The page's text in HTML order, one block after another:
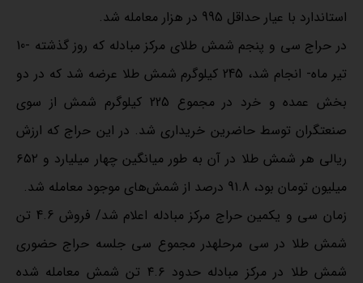
استاندارد با عیار حداقل 995 در هزار معامله شد.
در حراج سی و پنجم شمش طلای مرکز مبادله که روز گذشته -10
تیر ماه- انجام شد، 245 کیلوگرم شمش طلا عرضه شد که در دو
بخش عمده و خرد در مجموع 225 کیلوگرم شمش از سوی
صنعتگران توسط حاضرین خریداری شد. در این حراج که ارزش
ریالی هر شمش طلا در آن به طور میانگین چهار میلیارد و ۶۵۲
میلیون تومان بود، 91.8 درصد از شمش‌های موجود معامله شد.
زمان سی و یکمین حراج مرکز مبادله اعلام شد/ فروش 4.6 تن
شمش طلا در سی مرحلهدر مجموع سی جلسه حراج حضوری
شمش طلا در مرکز مبادله حدود ۴.۶ تن شمش معامله شده